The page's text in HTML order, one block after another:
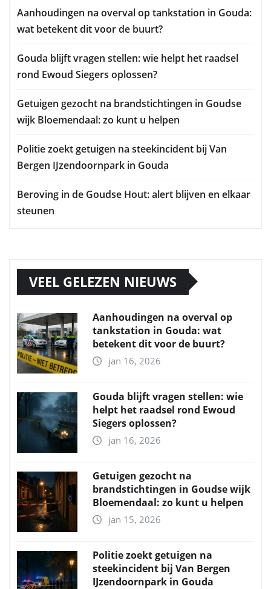
Aanhoudingen na overval op tankstation in Gouda:
wat betekent dit voor de buurt?
Gouda blijft vragen stellen: wie helpt het raadsel
rond Ewoud Siegers oplossen?
Getuigen gezocht na brandstichtingen in Goudse
wijk Bloemendaal: zo kunt u helpen
Politie zoekt getuigen na steekincident bij Van
Bergen IJzendoornpark in Gouda
Beroving in de Goudse Hout: alert blijven en elkaar
steunen
VEEL GELEZEN NIEUWS
Aanhoudingen na overval op
tankstation in Gouda: wat
betekent dit voor de buurt?
jan 16, 2026
Gouda blijft vragen stellen: wie
helpt het raadsel rond Ewoud
Siegers oplossen?
jan 16, 2026
Getuigen gezocht na
brandstichtingen in Goudse wijk
Bloemendaal: zo kunt u helpen
jan 15, 2026
Politie zoekt getuigen na
steekincident bij Van Bergen
IJzendoornpark in Gouda